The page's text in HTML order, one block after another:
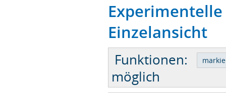
Einzelansicht
Funktionen:
möglich